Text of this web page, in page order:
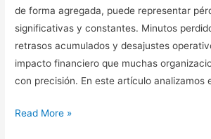
de forma agregada, puede representar
significativas y constantes. Minutos
retrasos acumulados y desajustes
impacto financiero que muchas
con precisión. En este artículo analizamos
Read More »